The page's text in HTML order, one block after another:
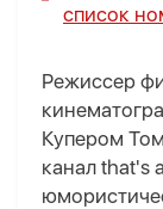
список
Режиссер
Купером
канал that's